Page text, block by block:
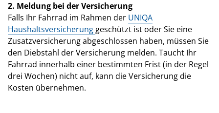
2. Meldung bei der Versicherung
Falls Ihr Fahrrad im Rahmen der UNIQA
Haushaltsversicherung geschützt ist oder Sie eine
Zusatzversicherung abgeschlossen haben, müssen Sie
den Diebstahl der Versicherung melden. Taucht Ihr
Fahrrad innerhalb einer bestimmten Frist (in der Regel
drei Wochen) nicht auf, kann die Versicherung die
Kosten übernehmen.